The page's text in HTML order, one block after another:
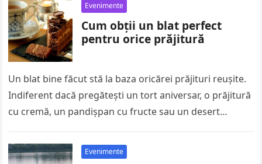
Evenimente
Cum obții un blat perfect
pentru orice prăjitură
Un blat bine făcut stă la baza oricărei prăjituri reușite.
Indiferent dacă pregătești un tort aniversar, o prăjitură
cu cremă, un pandișpan cu fructe sau un desert…
Evenimente